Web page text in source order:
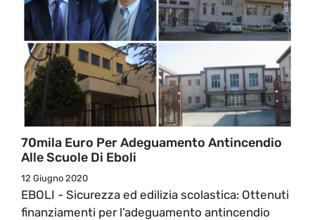
70mila Euro Per Adeguamento Antincendio
Alle Scuole Di Eboli
12 Giugno 2020
EBOLI - Sicurezza ed edilizia scolastica: Ottenuti
finanziamenti per l’adeguamento antincendio